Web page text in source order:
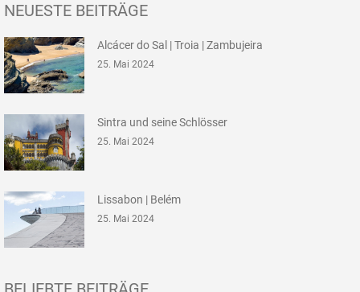
NEUESTE BEITRÄGE
Alcácer do Sal | Troia | Zambujeira
25. Mai 2024
Sintra und seine Schlösser
25. Mai 2024
Lissabon | Belém
25. Mai 2024